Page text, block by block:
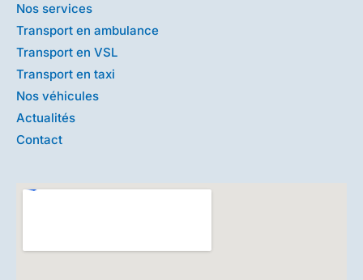
Nos services
Transport en ambulance
Transport en VSL
Transport en taxi
Nos véhicules
Actualités
Contact